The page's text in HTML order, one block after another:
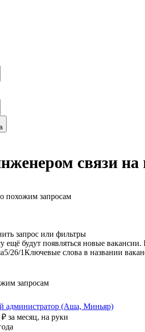
связи
похожим запросам
запрос или фильтры
ещё будут появляться новые
5/26/1Ключевые слова в названии
запросам
администратор (Аша, Миньяр)
₽ за месяц, на руки